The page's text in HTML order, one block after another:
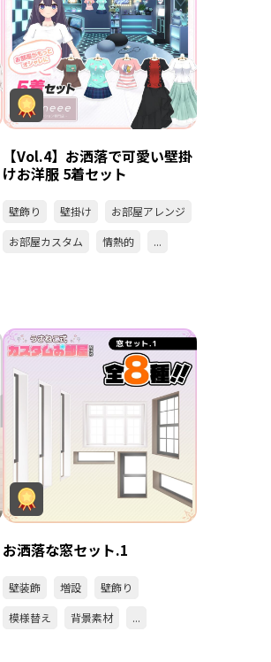
【Vol.4】お洒落で可愛い壁掛
けお洋服 5着セット
壁飾り 壁掛け
お部屋アレンジ
お部屋カスタム
情熱的 ...
お洒落な窓セット.1
壁装飾 増設
壁飾り
模様替え
背景素材 ...